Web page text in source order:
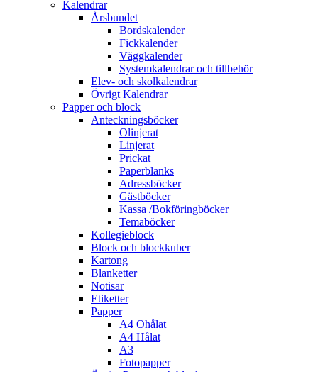
Kalendrar
Årsbundet
Bordskalender
Fickkalender
Väggkalender
Systemkalendrar och tillbehör
Elev- och skolkalendrar
Övrigt Kalendrar
Papper och block
Anteckningsböcker
Olinjerat
Linjerat
Prickat
Paperblanks
Adressböcker
Gästböcker
Kassa /Bokföringböcker
Temaböcker
Kollegieblock
Block och blockkuber
Kartong
Blanketter
Notisar
Etiketter
Papper
A4 Ohålat
A4 Hålat
A3
Fotopapper